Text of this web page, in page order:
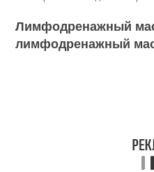
Лимфодренажный
лимфодренажный